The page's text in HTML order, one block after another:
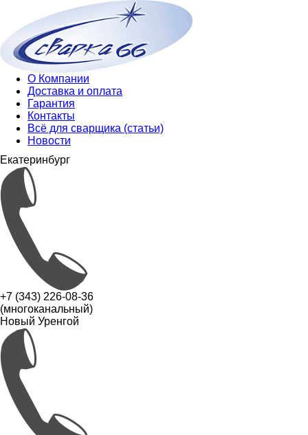
О Компании
Доставка и оплата
Гарантия
Контакты
Всё для сварщика (статьи)
Новости
Екатеринбург
+7 (343) 226-08-36
(многоканальный)
Новый Уренгой